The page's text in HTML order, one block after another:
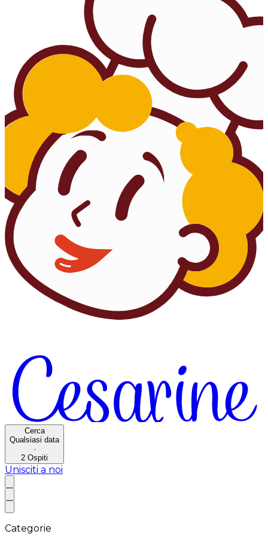
Cerca
Qualsiasi data
·
2 Ospiti
Unisciti a noi
Categorie